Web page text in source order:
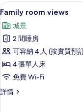
載
入
所
有
Family
room
views
的
8
Family room views
城景
2 間睡房
可容納 4 人 (按實質預
4 張單人床
免費 Wi-Fi
詳情
Family